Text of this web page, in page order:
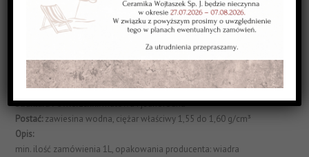
Category: ANGOBY WYSOKOTOPLIWE
Kolor:biała
Typ:kryjąca
Struktura Powierzchni:matowa I jednorodna
Postać:zawiesina wodna, ciężar właściwy 1,55 do 1,60 g/cm³
Opis:
min. ilość zamówienia 1L, opakowania producenta: wiadra